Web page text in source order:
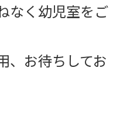
なく幼児室をご
、お待ちしてお